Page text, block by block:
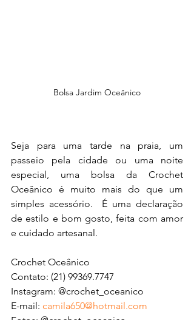
Bolsa Jardim Oceânico
Seja para uma tarde na praia, um
passeio pela cidade ou uma noite
especial, uma bolsa da Crochet
Oceânico é muito mais do que um
simples acessório.  É uma declaração
de estilo e bom gosto, feita com amor
e cuidado artesanal.
Crochet Oceânico
Contato: (21) 99369.7747
Instagram: @crochet_oceanico
E-mail: camila650@hotmail.com